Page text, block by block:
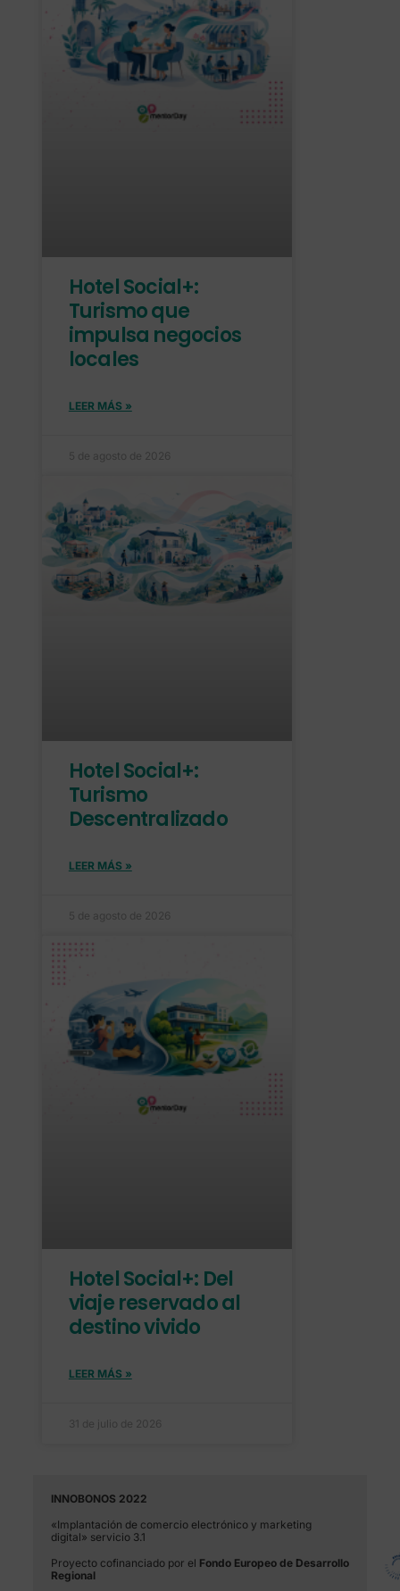
Hotel Social+:
Turismo que
impulsa negocios
locales
LEER MÁS »
5 de agosto de 2026
Hotel Social+:
Turismo
Descentralizado
LEER MÁS »
5 de agosto de 2026
Hotel Social+: Del
viaje reservado al
destino vivido
LEER MÁS »
31 de julio de 2026
INNOBONOS 2022
«Implantación de comercio electrónico y marketing
digital» servicio 3.1
Proyecto cofinanciado por el Fondo Europeo de Desarrollo
Regional